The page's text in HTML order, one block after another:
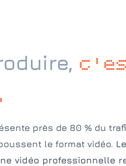
près de 80 % du
le format vidéo.
vidéo professionnelle